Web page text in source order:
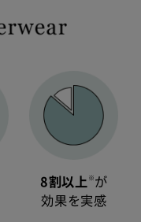
8割以上 ※ が
効果を実感